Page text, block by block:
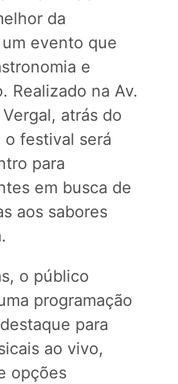
da
evento que
e
Realizado na Av.
atrás do
o festival será
para
em busca de
aos sabores
o público
programação
para
ao vivo,
opções